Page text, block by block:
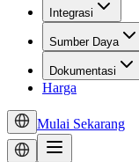
Integrasi
Sumber Daya
Dokumentasi
Harga
Mulai Sekarang